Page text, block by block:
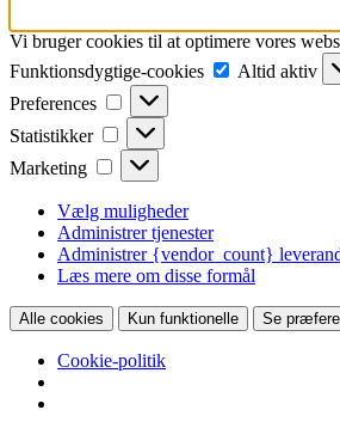
Vi bruger cookies til at optimere vores
Funktionsdygtige-cookies
cookies
Altid aktiv
Preferences
Preferences
Statistikker Statistikker
Marketing Marketing
Vælg muligheder
Administrer tjenester
Administrer {vendor_count}
Læs mere om disse formål
Alle cookies Kun funktionelle Se
Cookie-politik